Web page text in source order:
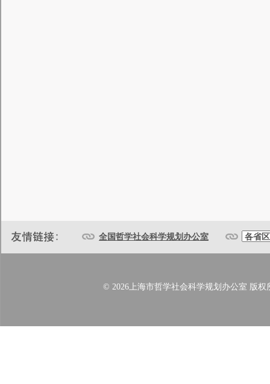
全国哲学社会科学规划办公室
© 2026上海市哲学社会科学规划办公室 版权